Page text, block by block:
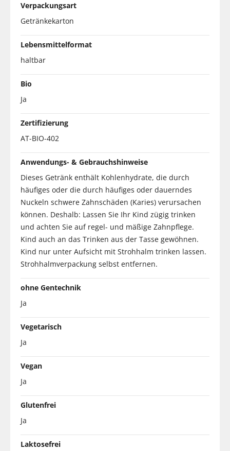
Verpackungsart
Getränkekarton
Lebensmittelformat
haltbar
Bio
Ja
Zertifizierung
AT-BIO-402
Anwendungs- & Gebrauchshinweise
Dieses Getränk enthält Kohlenhydrate, die durch
häufiges oder die durch häufiges oder dauerndes
Nuckeln schwere Zahnschäden (Karies) verursachen
können. Deshalb: Lassen Sie Ihr Kind zügig trinken
und achten Sie auf regel- und mäßige Zahnpflege.
Kind auch an das Trinken aus der Tasse gewöhnen.
Kind nur unter Aufsicht mit Strohhalm trinken lassen.
Strohhalmverpackung selbst entfernen.
ohne Gentechnik
Ja
Vegetarisch
Ja
Vegan
Ja
Glutenfrei
Ja
Laktosefrei